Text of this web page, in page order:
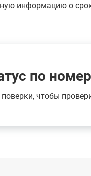
информацию о
по
чтобы